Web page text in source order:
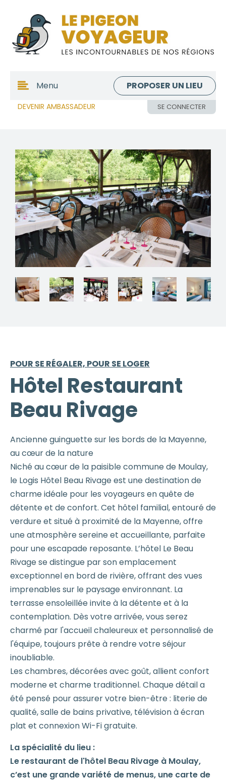
DEVENIR AMBASSADEUR SE CONNECTER
Menu PROPOSER UN LIEU
POUR SE RÉGALER, POUR SE LOGER
Hôtel Restaurant
Beau Rivage
Ancienne guinguette sur les bords de la Mayenne,
au cœur de la nature
Niché au cœur de la paisible commune de Moulay,
le Logis Hôtel Beau Rivage est une destination de
charme idéale pour les voyageurs en quête de
détente et de confort. Cet hôtel familial, entouré de
verdure et situé à proximité de la Mayenne, offre
une atmosphère sereine et accueillante, parfaite
pour une escapade reposante. L’hôtel Le Beau
Rivage se distingue par son emplacement
exceptionnel en bord de rivière, offrant des vues
imprenables sur le paysage environnant. La
terrasse ensoleillée invite à la détente et à la
contemplation. Dès votre arrivée, vous serez
charmé par l'accueil chaleureux et personnalisé de
l'équipe, toujours prête à rendre votre séjour
inoubliable.
Les chambres, décorées avec goût, allient confort
moderne et charme traditionnel. Chaque détail a
été pensé pour assurer votre bien-être : literie de
qualité, salle de bains privative, télévision à écran
plat et connexion Wi-Fi gratuite.
La spécialité du lieu :
Le restaurant de l'hôtel Beau Rivage à Moulay,
c’est une grande variété de menus, une carte de